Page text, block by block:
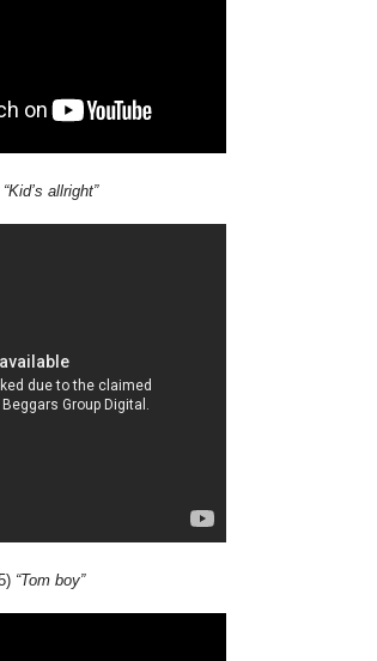
“Kid’s allright”
“Tom boy”